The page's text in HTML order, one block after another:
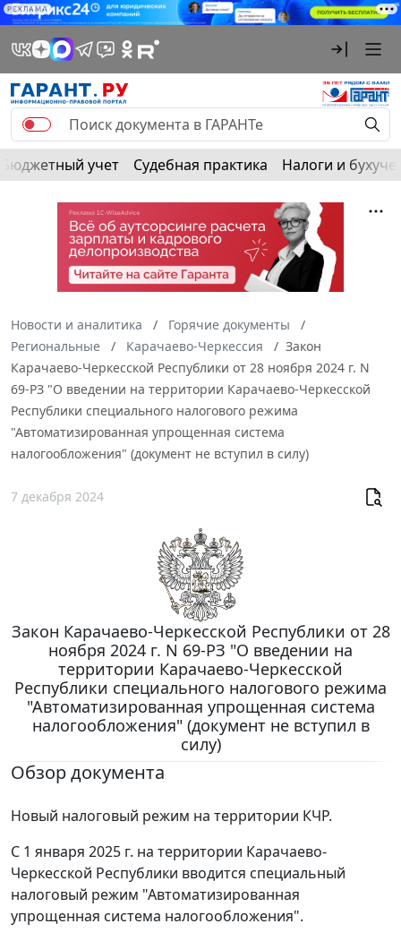
РЕКЛАМА
Бюджетный учет Судебная практика Налоги и
Новости и аналитика
Горячие документы
Региональные
Карачаево-Черкессия
Закон
Карачаево-Черкесской Республики от 28 ноября 2024 г. N
69-РЗ "О введении на территории Карачаево-Черкесской
Республики специального налогового режима
"Автоматизированная упрощенная система
налогообложения" (документ не вступил в силу)
7 декабря 2024
Закон Карачаево-Черкесской Республики от 28
ноября 2024 г. N 69-РЗ "О введении на
территории Карачаево-Черкесской
Республики специального налогового режима
"Автоматизированная упрощенная система
налогообложения" (документ не вступил в
силу)
Обзор документа
Новый налоговый режим на территории КЧР.
С 1 января 2025 г. на территории Карачаево-
Черкесской Республики вводится специальный
налоговый режим "Автоматизированная
упрощенная система налогообложения".